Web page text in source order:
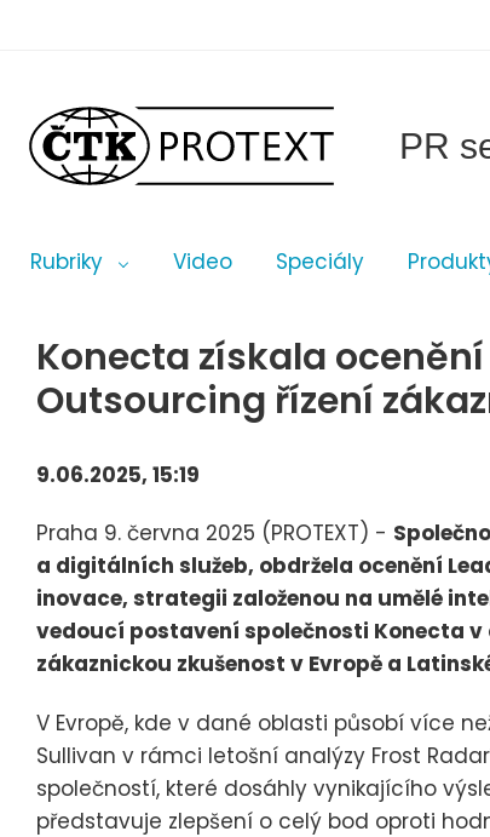
PR
Rubriky Video Speciály
Konecta získala
Outsourcing řízení
9.06.2025, 15:19
Praha 9. června 2025 (PROTEXT) -
a digitálních služeb, obdržela ocenění
inovace, strategii založenou na umělé
vedoucí postavení společnosti Konecta
zákaznickou zkušenost v Evropě a
V Evropě, kde v dané oblasti působí více
Sullivan v rámci letošní analýzy Frost
společností, které dosáhly vynikajícího
představuje zlepšení o celý bod oproti